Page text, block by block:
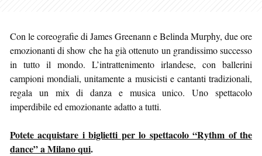
Con le coreografie di James Greenann e Belinda Murphy, due ore
emozionanti di show che ha già ottenuto un grandissimo successo
in tutto il mondo. L’intrattenimento irlandese, con ballerini
campioni mondiali, unitamente a musicisti e cantanti tradizionali,
regala un mix di danza e musica unico. Uno spettacolo
imperdibile ed emozionante adatto a tutti.
Potete acquistare i biglietti per lo spettacolo “Rythm of the
dance” a Milano qui.